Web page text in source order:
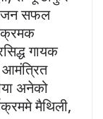
सफल
गायक
अनेको
मैथिली,